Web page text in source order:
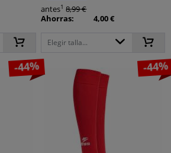
antes1 8,99 €
Ahorras:
4,00 €
Elegir talla...
-44% -44%